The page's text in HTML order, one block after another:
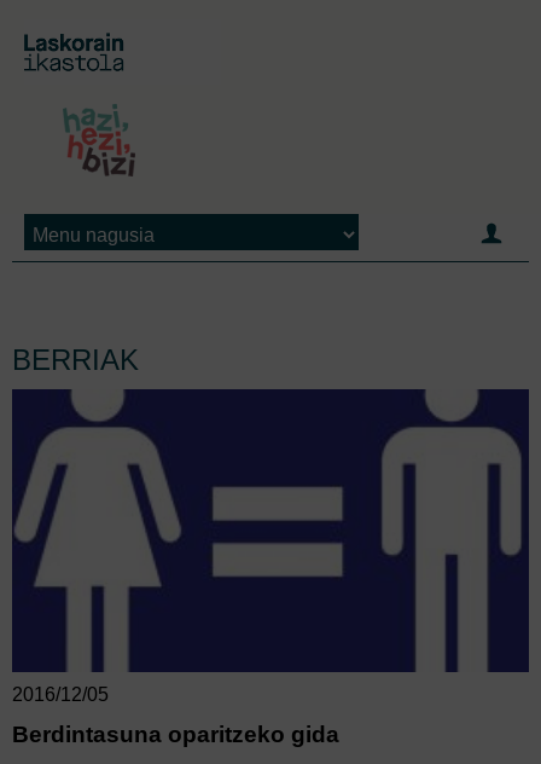
BERRIAK
2016/12/05
Berdintasuna oparitzeko gida